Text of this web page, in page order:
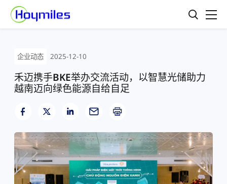
企业动态 2025-12-10
禾迈携手BKE举办交流活动，以智慧光储助力
越南迈向绿色能源自给自足